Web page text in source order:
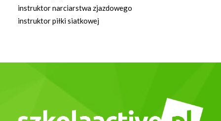
instruktor narciarstwa zjazdowego
instruktor piłki siatkowej